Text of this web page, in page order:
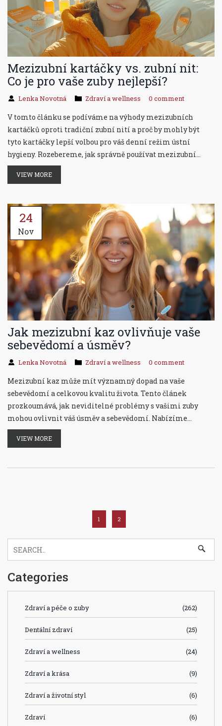
Mezizubní kartáčky vs. zubní nit:
Co je pro vaše zuby nejlepší?
Lenka Novotná Zdraví a wellness 0 comment
V tomto článku se podíváme na výhody mezizubních
kartáčků oproti tradiční zubní nití a proč by mohly být
tyto kartáčky lepší volbou pro váš denní režim ústní
hygieny. Rozebereme, jak správně používat mezizubní
kartáčky, a představíme zajímavé tipy, jak udržet vaše zuby
v co nejlepším stavu. Připravte se na to, že se dozvíte, jak
VIEW MORE
24
Nov
Jak mezizubní kaz ovlivňuje vaše
sebevědomí a úsměv?
Lenka Novotná Zdraví a wellness 0 comment
Mezizubní kaz může mít významný dopad na vaše
sebevědomí a celkovou kvalitu života. Tento článek
prozkoumává, jak neviditelné problémy s vašimi zuby
mohou ovlivnit váš úsměv a sebevědomí. Nabízíme
užitečné tipy, jak se vyvarovat mezizubního kazu a zlepšit
váš úsměv, od úpravy vaší dentální hygieny po vyhledání
sebevědomí tím, že se postaráte o své zuby.
VIEW MORE
1 2
Categories
Zdraví a péče o zuby (262)
Dentální zdraví (25)
Zdraví a wellness (24)
Zdraví a krása (9)
Zdraví a životní styl (6)
Zdraví (6)